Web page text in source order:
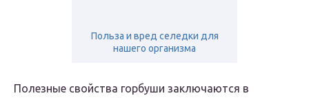
Польза и вред селедки для
нашего организма
Полезные свойства горбуши заключаются в